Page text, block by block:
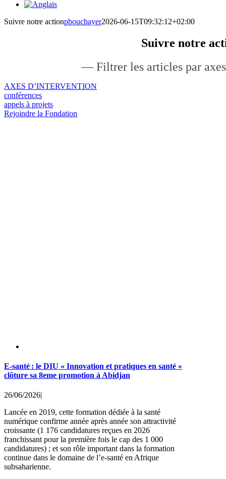
Suivre notre actionpbouchayer2026-06-15T09:32:12+02:00
Suivre notre
— Filtrer les articles par
AXES D’INTERVENTION
conférences
appels à projets
Rejoindre la Fondation
E-santé : le DIU « Innovation et pratiques en santé »
clôture sa 8eme promotion à Abidjan
26/06/2026|
Lancée en 2019, cette formation dédiée à la santé
numérique confirme année après année son attractivité
croissante (1 176 candidatures reçues en 2026
franchissant pour la première fois le cap des 1 000
candidatures) ; et son rôle important dans la formation
continue dans le domaine de l’e-santé en Afrique
subsaharienne.